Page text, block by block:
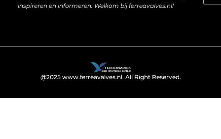
inspireren en informeren. Welkom bij ferreavalves.nl!
@2025 www.ferreavalves.nl. All Right Reserved.